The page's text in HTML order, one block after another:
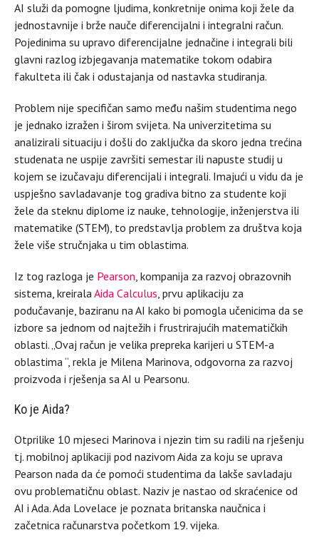
AI služi da pomogne ljudima, konkretnije onima koji žele da
jednostavnije i brže nauče diferencijalni i integralni račun.
Pojedinima su upravo diferencijalne jednačine i integrali bili
glavni razlog izbjegavanja matematike tokom odabira
fakulteta ili čak i odustajanja od nastavka studiranja.
Problem nije specifičan samo među našim studentima nego
je jednako izražen i širom svijeta. Na univerzitetima su
analizirali situaciju i došli do zaključka da skoro jedna trećina
studenata ne uspije završiti semestar ili napuste studij u
kojem se izučavaju diferencijali i integrali. Imajući u vidu da je
uspješno savladavanje tog gradiva bitno za studente koji
žele da steknu diplome iz nauke, tehnologije, inženjerstva ili
matematike (STEM), to predstavlja problem za društva koja
žele više stručnjaka u tim oblastima.
Iz tog razloga je Pearson, kompanija za razvoj obrazovnih
sistema, kreiralaAida Calculus, prvu aplikaciju za
podučavanje, baziranu na AI kako bi pomogla učenicima da se
izbore sa jednom od najtežih i frustrirajućih matematičkih
oblasti. „Ovaj račun je velika prepreka karijeri u STEM-a
oblastima “, rekla je Milena Marinova, odgovorna za razvoj
proizvoda i rješenja sa AI u Pearsonu.
Ko je Aida?
Otprilike 10 mjeseci Marinova i njezin tim su radili na rješenju
tj. mobilnoj aplikaciji pod nazivom Aida za koju se uprava
Pearson nada da će pomoći studentima da lakše savladaju
ovu problematičnu oblast. Naziv je nastao od skraćenice od
AI i Ada. Ada Lovelace je poznata britanska naučnica i
začetnica računarstva početkom 19. vijeka.